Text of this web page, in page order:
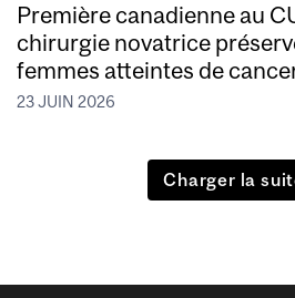
Première canadienne au
chirurgie novatrice
femmes atteintes de
23 JUIN 2026
Charger la